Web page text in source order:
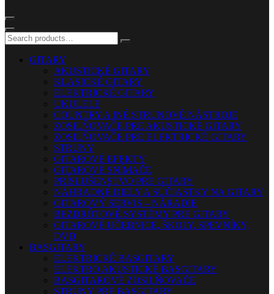
GITARY
AKUSTICKÉ GITARY
KLASICKÉ GITARY
ELEKTRICKÉ GITARY
UKULELE
COUNTRY A INÉ STRUNOVÉ NÁSTROJE
ZOSILŇOVAČE PRE AKUSTICKÉ GITARY
ZOSILŇOVAČE PRE ELEKTRICKÉ GITARY
STRUNY
GITAROVÉ EFEKTY
GITAROVÉ SNÍMAČE
PRÍSLUŠENSTVO PRE GITARY
NÁHRADNÉ DIELY A SÚČIASTKY NA GITARY
GITAROVÝ SERVIS – NÁRADIE
BEZDRÔTOVÉ SYSTÉMY PRE GITARY
GITAROVÉ UČEBNICE, ŠKOLY, SPEVNÍKY,
DVD
BASGITARY
ELEKTRICKÉ BASGITARY
ELEKTRO AKUSTICKÉ BASGITARY
BASGITAROVÉ ZOSILŇOVAČE
STRUNY PRE BASGITARY